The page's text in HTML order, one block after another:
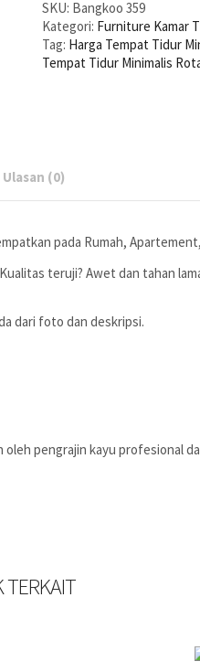
SKU: Bangkoo 359
Kategori: Furniture Kamar
Tag: Harga Tempat Tidur
Tempat Tidur Minimalis
Ulasan (0)
pada Rumah,
teruji? Awet dan tahan
dari foto dan deskripsi.
pengrajin kayu profesional
TERKAIT